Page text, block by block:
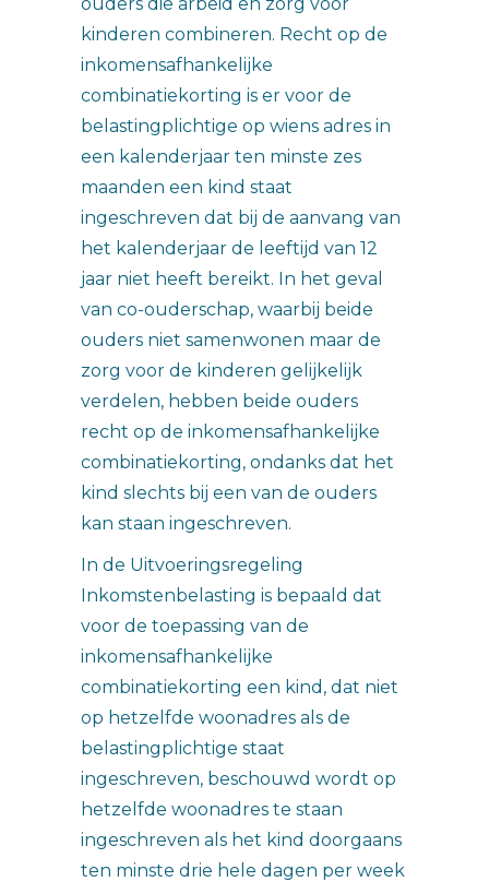
kinderen combineren. Recht op de
inkomensafhankelijke
combinatiekorting is er voor de
belastingplichtige op wiens adres in
een kalenderjaar ten minste zes
maanden een kind staat
ingeschreven dat bij de aanvang van
het kalenderjaar de leeftijd van 12
jaar niet heeft bereikt. In het geval
van co-ouderschap, waarbij beide
ouders niet samenwonen maar de
zorg voor de kinderen gelijkelijk
verdelen, hebben beide ouders
recht op de inkomensafhankelijke
combinatiekorting, ondanks dat het
kind slechts bij een van de ouders
kan staan ingeschreven.
In de Uitvoeringsregeling
Inkomstenbelasting is bepaald dat
voor de toepassing van de
inkomensafhankelijke
combinatiekorting een kind, dat niet
op hetzelfde woonadres als de
belastingplichtige staat
ingeschreven, beschouwd wordt op
hetzelfde woonadres te staan
ingeschreven als het kind doorgaans
ten minste drie hele dagen per week